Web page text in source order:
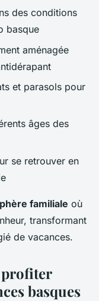
des conditions
basque
aménagée
et parasols pour
âges des
se retrouver en
familiale où
transformant
de vacances.
profiter
basques